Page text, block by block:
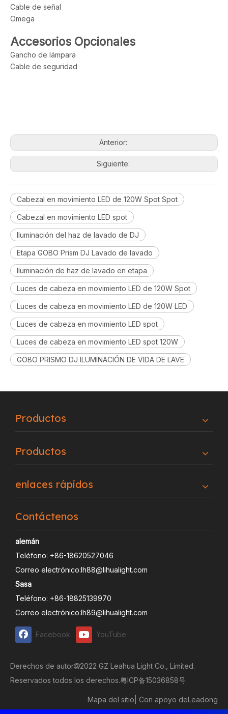
Cable de señal
Omega
Accesorios Opcionales
Gancho de lámpara
Cable de seguridad
Anterior:
Siguiente:
Cabezal en movimiento LED de 120W Spot Spot
Cabezal en movimiento LED spot
Iluminación del haz de lavado de DJ
Etapa GOBO Prism DJ Lavado de lavado
Iluminación de haz de lavado en etapa
Luces de cabeza en movimiento LED de 120W Spot
Luces de cabeza en movimiento LED de 120W LED
Luces de cabeza en movimiento LED spot
Luces de cabeza en movimiento LED spot 120W
GOBO PRISMO DJ ILUMINACIÓN DE VIDA DE LAVE
Productos
Productos
enlaces rápidos
Contáctenos
alemán
Teléfono: +86-18620527046
Correo electrónico:lh88@lihualight.com
Sasa
Teléfono: +86-18825139970
Correo electrónico:lh89@lihualight.com
Facebook YouTube
Derechos de autor2022 GZ Leahua Light Co., Limited.
Reservados todos los derechos.粤ICP备15036858号
Mapa del sitio | Con apoyo deLeadong